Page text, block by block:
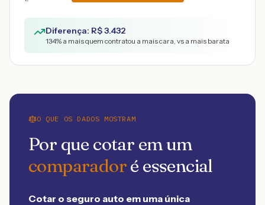
Diferença: R$3.432
134% a mais quem contratou a mais cara, vs a mais barata
O QUE OS DADOS MOSTRAM
Por que cotar em um
comparadoré essencial
Cotar o seguro auto em uma única